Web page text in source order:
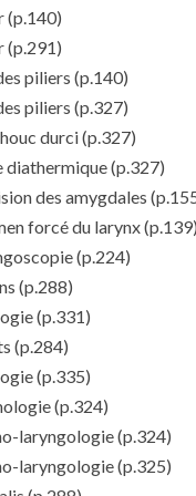
(p.140)
(p.291)
piliers (p.140)
piliers (p.327)
durci(p.327)
diathermique(p.327)
des amygdales
forcé du larynx
(p.224)
(p.288)
(p.331)
(p.284)
(p.335)
(p.324)
laryngologie(p.324)
laryngologie(p.325)